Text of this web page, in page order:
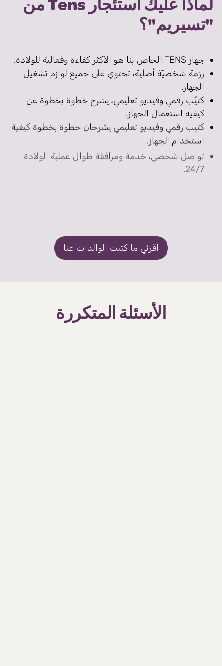
لماذا عليك استئجار Tens من
"تسيريم"؟
جهاز TENS الخاص بنا هو الأكثر كفاءة وفعالية للولادة.
رزمة شخصيّة أصلية، تحتوي على جميع لوازم تشغيل
الجهاز.
كتيّب رقمي وفيديو تعليمي، يشرح خطوة بخطوة عن
كيفية استعمال الجهاز.
كتيب رقمي وفيديو تعليمي يشرحان خطوة بخطوة كيفية
استخدام الجهاز.
تواصل شخصي، خدمة ومرافقة طوال عملية الولادة
24/7.
اقرئي ما كتبت الوالدات عنا
الأسئلة المتكررة